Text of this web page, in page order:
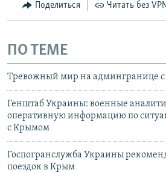
Поделиться Читать без
ПО ТЕМЕ
Тревожный мир на админгранице
Генштаб Украины: военные
оперативную информацию по
с Крымом
Госпогранслужба Украины
поездок в Крым